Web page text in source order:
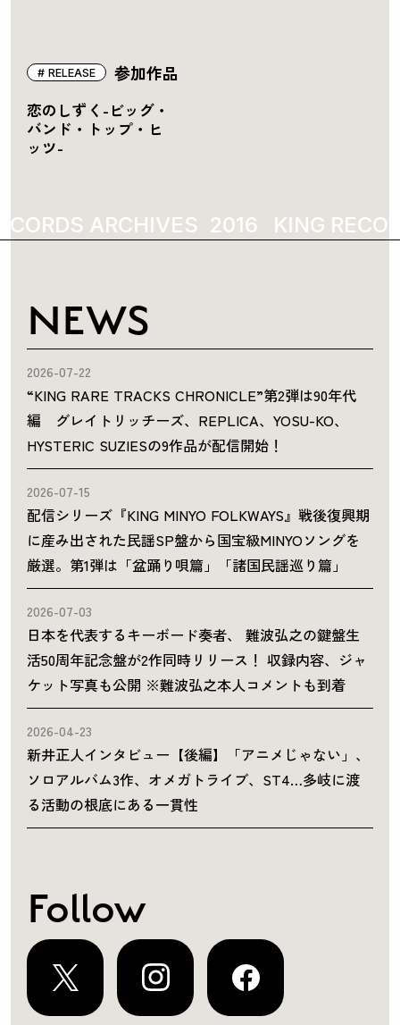
参加作品
RELEASE
恋のしずく-ビッグ・
バンド・トップ・ヒ
ッツ-
ARCHIVES 2016 KING
NEWS
2026-07-22
“KING RARE TRACKS CHRONICLE”第2弾は90年代
編 グレイトリッチーズ、REPLICA、YOSU-KO、
HYSTERIC SUZIESの9作品が配信開始！
2026-07-15
配信シリーズ『KING MINYO FOLKWAYS』戦後復興期
に産み出された民謡SP盤から国宝級MINYOソングを
厳選。第1弾は「盆踊り唄篇」「諸国民謡巡り篇」
2026-07-03
日本を代表するキーボード奏者、 難波弘之の鍵盤生
活50周年記念盤が2作同時リリース！ 収録内容、ジャ
ケット写真も公開 ※難波弘之本人コメントも到着
2026-04-23
新井正人インタビュー【後編】「アニメじゃない」、
ソロアルバム3作、オメガトライブ、ST4…多岐に渡
る活動の根底にある一貫性
Follow